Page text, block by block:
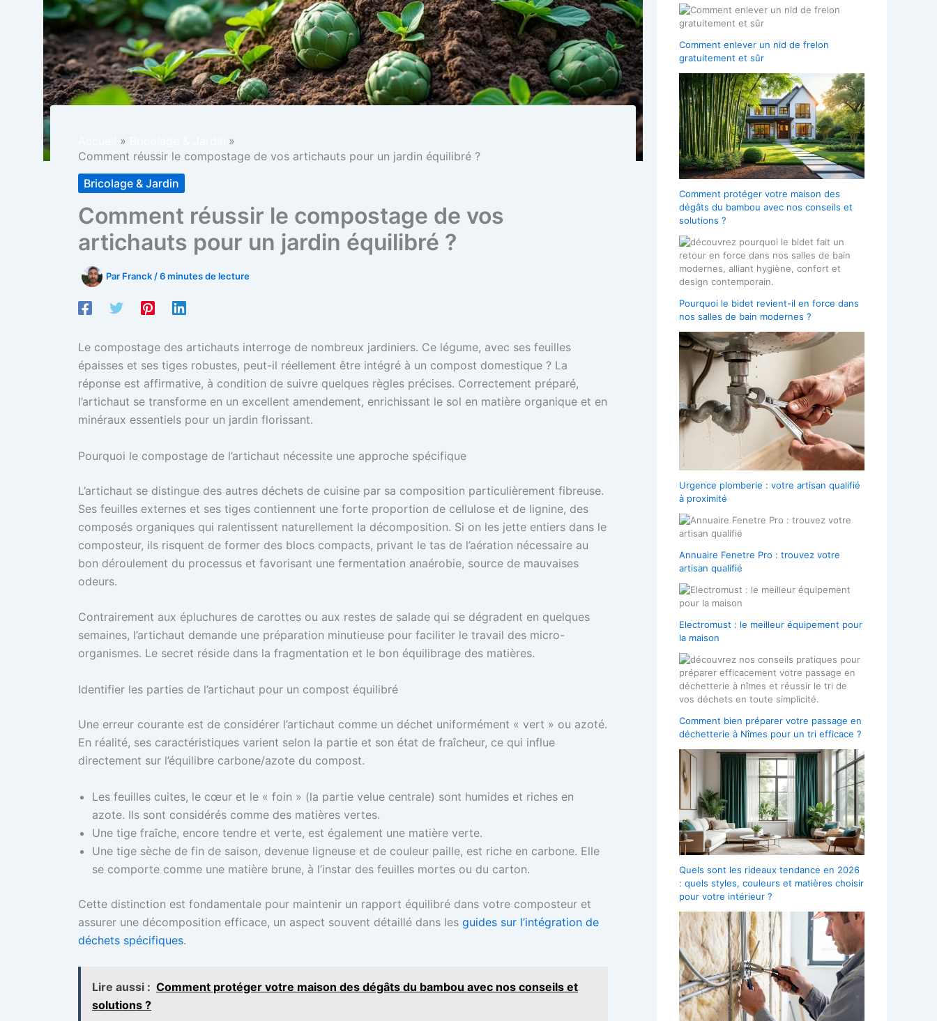
Comment réussir le compostage de vos artichauts pour un jardin équilibré ?
Bricolage & Jardin
Comment réussir le compostage de vos
artichauts pour un jardin équilibré ?
Par Franck /6 minutes de lecture
Le compostage des artichauts interroge de nombreux jardiniers. Ce légume, avec ses feuilles
épaisses et ses tiges robustes, peut-il réellement être intégré à un compost domestique ? La
réponse est affirmative, à condition de suivre quelques règles précises. Correctement préparé,
l’artichaut se transforme en un excellent amendement, enrichissant le sol en matière organique et en
minéraux essentiels pour un jardin florissant.
Pourquoi le compostage de l’artichaut nécessite une approche spécifique
L’artichaut se distingue des autres déchets de cuisine par sa composition particulièrement fibreuse.
Ses feuilles externes et ses tiges contiennent une forte proportion de cellulose et de lignine, des
composés organiques qui ralentissent naturellement la décomposition. Si on les jette entiers dans le
composteur, ils risquent de former des blocs compacts, privant le tas de l’aération nécessaire au
bon déroulement du processus et favorisant une fermentation anaérobie, source de mauvaises
odeurs.
Contrairement aux épluchures de carottes ou aux restes de salade qui se dégradent en quelques
semaines, l’artichaut demande une préparation minutieuse pour faciliter le travail des micro-
organismes. Le secret réside dans la fragmentation et le bon équilibrage des matières.
Identifier les parties de l’artichaut pour un compost équilibré
Une erreur courante est de considérer l’artichaut comme un déchet uniformément « vert » ou azoté.
En réalité, ses caractéristiques varient selon la partie et son état de fraîcheur, ce qui influe
directement sur l’équilibre carbone/azote du compost.
Les feuilles cuites, le cœur et le « foin » (la partie velue centrale) sont humides et riches en
azote. Ils sont considérés comme des matières vertes.
Une tige fraîche, encore tendre et verte, est également une matière verte.
Une tige sèche de fin de saison, devenue ligneuse et de couleur paille, est riche en carbone. Elle
se comporte comme une matière brune, à l’instar des feuilles mortes ou du carton.
Cette distinction est fondamentale pour maintenir un rapport équilibré dans votre composteur et
assurer une décomposition efficace, un aspect souvent détaillé dans les guides sur l’intégration de
déchets spécifiques.
Lire aussi : Comment protéger votre maison des dégâts du bambou avec nos conseils et
solutions ?
Comment enlever un nid de frelon
gratuitement et sûr
Comment protéger votre maison des
dégâts du bambou avec nos conseils et
solutions ?
Pourquoi le bidet revient-il en force dans
nos salles de bain modernes ?
Urgence plomberie : votre artisan qualifié
à proximité
Annuaire Fenetre Pro : trouvez votre
artisan qualifié
Electromust : le meilleur équipement pour
la maison
Comment bien préparer votre passage en
déchetterie à Nîmes pour un tri efficace ?
Quels sont les rideaux tendance en 2026
: quels styles, couleurs et matières choisir
pour votre intérieur ?